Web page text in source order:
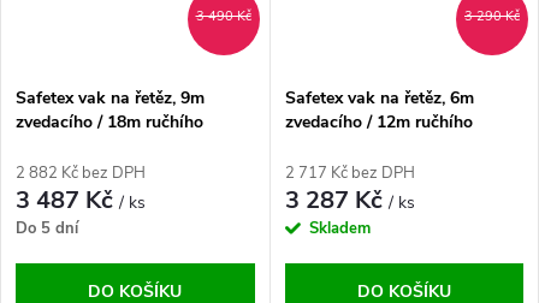
3 490 Kč
Safetex vak na řetěz, 9m
zvedacího / 18m ručhího
2 882 Kč bez DPH
3 487 Kč/ ks
Do 5 dní
DO KOŠÍKU
3 290 Kč
Safetex vak na řetěz, 6m
zvedacího / 12m ručhího
2 717 Kč bez DPH
3 287 Kč/ ks
Skladem
DO KOŠÍKU